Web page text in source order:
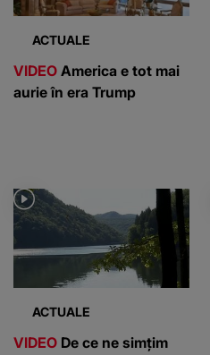
ACTUALE
VIDEO America e tot mai
aurie în era Trump
ACTUALE
VIDEO De ce ne simțim